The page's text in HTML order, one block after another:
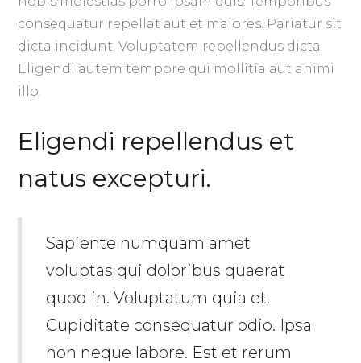
consequatur repellat aut et maiores. Pariatur sit
dicta incidunt. Voluptatem repellendus dicta.
Eligendi autem tempore qui mollitia aut animi
illo.
Eligendi repellendus et
natus excepturi.
Sapiente numquam amet
voluptas qui doloribus quaerat
quod in. Voluptatum quia et.
Cupiditate consequatur odio. Ipsa
non neque labore. Est et rerum